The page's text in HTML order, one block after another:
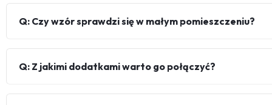
Q: Czy wzór sprawdzi się w małym pomieszczeniu?
Q: Z jakimi dodatkami warto go połączyć?